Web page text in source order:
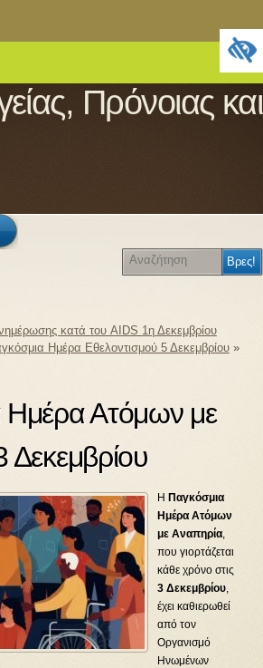
Πρόνοιας και
κατά του AIDS 1η Δεκεμβρίου
Ημέρα Εθελοντισμού 5 Δεκεμβρίου»
Ημέρα Ατόμων με
Η Παγκόσμια
Ημέρα Ατόμων
με Αναπηρία,
που γιορτάζεται
κάθε χρόνο στις
3 Δεκεμβρίου,
έχει καθιερωθεί
από τον
Οργανισμό
Ηνωμένων